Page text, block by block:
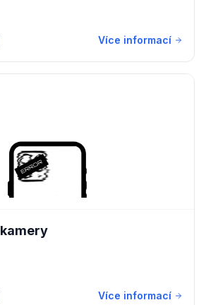
Více informací
Více informací